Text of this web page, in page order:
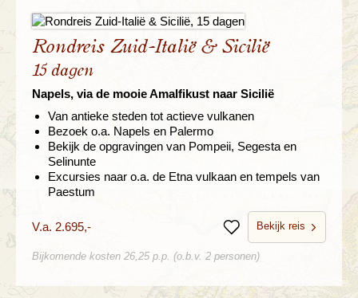
Rondreis Zuid-Italië & Sicilië
15 dagen
Napels, via de mooie Amalfikust naar Sicilië
Van antieke steden tot actieve vulkanen
Bezoek o.a. Napels en Palermo
Bekijk de opgravingen van Pompeii, Segesta en
Selinunte
Excursies naar o.a. de Etna vulkaan en tempels van
Paestum
V.a. 2.695,- BewarenBekijk reis
Bijkomende kosten 26,25 p.p. (o.b.v. 2 personen)